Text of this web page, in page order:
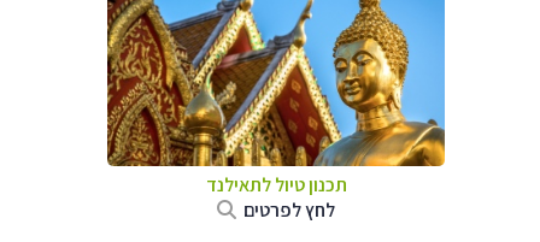
תכנון טיול לתאילנד
לחץ לפרטים